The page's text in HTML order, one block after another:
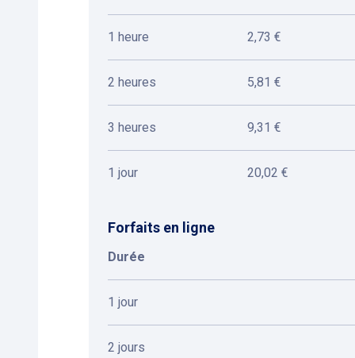
1 heure 2,73 €
2 heures 5,81 €
3 heures 9,31 €
1 jour 20,02 €
Forfaits en ligne
Durée
1 jour
2 jours